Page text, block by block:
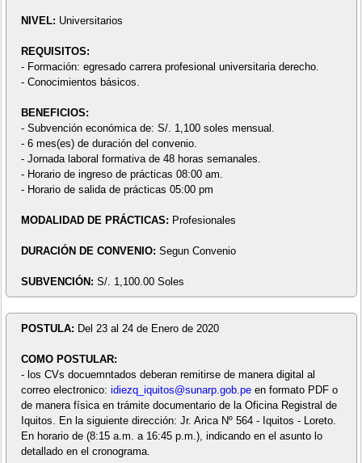
NIVEL: Universitarios
REQUISITOS:
- Formación: egresado carrera profesional universitaria derecho.
- Conocimientos básicos.
BENEFICIOS:
- Subvención económica de: S/. 1,100 soles mensual.
- 6 mes(es) de duración del convenio.
- Jornada laboral formativa de 48 horas semanales.
- Horario de ingreso de prácticas 08:00 am.
- Horario de salida de prácticas 05:00 pm
MODALIDAD DE PRÁCTICAS: Profesionales
DURACIÓN DE CONVENIO: Segun Convenio
SUBVENCIÓN: S/. 1,100.00 Soles
POSTULA: Del 23 al 24 de Enero de 2020
COMO POSTULAR:
- los CVs docuemntados deberan remitirse de manera digital al
correo electronico: idiezq_iquitos@sunarp.gob.peen formato PDF o
de manera física en trámite documentario de la Oficina Registral de
Iquitos. En la siguiente dirección: Jr. Arica Nº 564 - Iquitos - Loreto.
En horario de (8:15 a.m. a 16:45 p.m.), indicando en el asunto lo
detallado en el cronograma.